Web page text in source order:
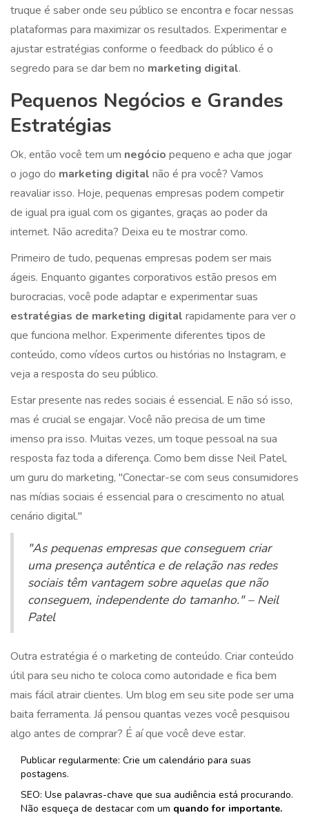
truque é saber onde seu público se encontra e focar nessas
plataformas para maximizar os resultados. Experimentar e
ajustar estratégias conforme o feedback do público é o
segredo para se dar bem no marketing digital.
Pequenos Negócios e Grandes
Estratégias
Ok, então você tem um negócio pequeno e acha que jogar
o jogo do marketing digital não é pra você? Vamos
reavaliar isso. Hoje, pequenas empresas podem competir
de igual pra igual com os gigantes, graças ao poder da
internet. Não acredita? Deixa eu te mostrar como.
Primeiro de tudo, pequenas empresas podem ser mais
ágeis. Enquanto gigantes corporativos estão presos em
burocracias, você pode adaptar e experimentar suas
estratégias de marketing digital rapidamente para ver o
que funciona melhor. Experimente diferentes tipos de
conteúdo, como vídeos curtos ou histórias no Instagram, e
veja a resposta do seu público.
Estar presente nas redes sociais é essencial. E não só isso,
mas é crucial se engajar. Você não precisa de um time
imenso pra isso. Muitas vezes, um toque pessoal na sua
resposta faz toda a diferença. Como bem disse Neil Patel,
um guru do marketing, "Conectar-se com seus consumidores
nas mídias sociais é essencial para o crescimento no atual
cenário digital."
"As pequenas empresas que conseguem criar
uma presença autêntica e de relação nas redes
sociais têm vantagem sobre aquelas que não
conseguem, independente do tamanho." – Neil
Patel
Outra estratégia é o marketing de conteúdo. Criar conteúdo
útil para seu nicho te coloca como autoridade e fica bem
mais fácil atrair clientes. Um blog em seu site pode ser uma
baita ferramenta. Já pensou quantas vezes você pesquisou
algo antes de comprar? É aí que você deve estar.
Publicar regularmente: Crie um calendário para suas
postagens.
SEO: Use palavras-chave que sua audiência está procurando.
Não esqueça de destacar com um quando for importante.